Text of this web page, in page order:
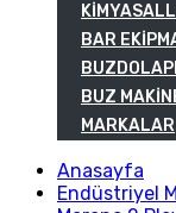
BAR
BUZ
MARKALAR
Anasayfa
Endüstriyel